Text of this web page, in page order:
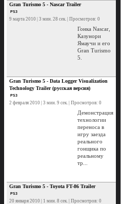
Gran Turismo 5 - Nascar Trailer
PS3
9 марта 2010 | 3 мин. 28 сек. | Просмотров: 0
Гонка Nascar,
Казунори
Ямаучи и его
Gran Turismo
5.
Gran Turismo 5 - Data Logger Visualization
Technology Trailer (русская версия)
PS3
2 февраля 2010 | 3 мин. 9 сек. | Просмотров: 0
Демонстрация
технологии
переноса в
игру заезда
реального
гонщика по
реальному
тр...
Gran Turismo 5 - Toyota FT-86 Trailer
PS3
20 января 2010 | 1 мин. 8 сек. | Просмотров: 0